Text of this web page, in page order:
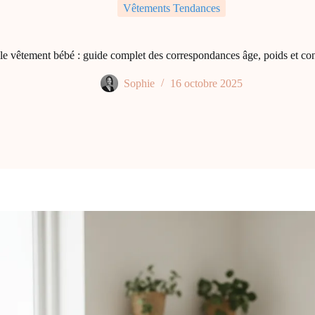
Vêtements Tendances
vêtement bébé : guide complet des correspondances âge, poids et
Sophie 16 octobre 2025